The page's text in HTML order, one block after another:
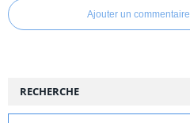
Ajouter un commentaire
RECHERCHE